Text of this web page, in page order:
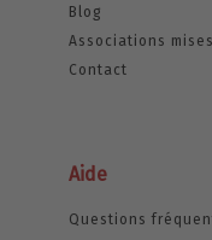
Blog
Associations
Contact
Aide
Questions